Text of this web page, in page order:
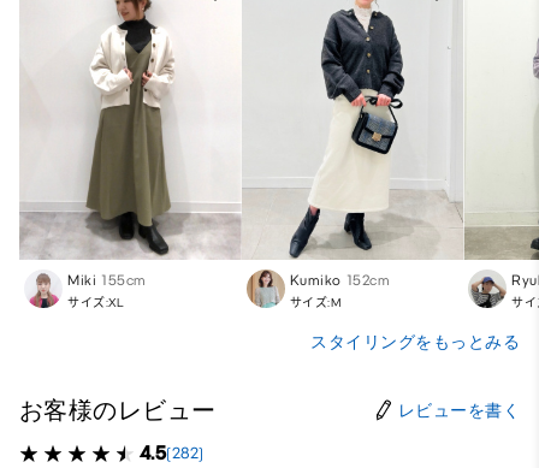
Miki 155cm
サイズ:XL
Kumiko 152cm
サイズ:M サ
スタイリングをもっとみる
お客様のレビュー レビューを書く
4.5(282)